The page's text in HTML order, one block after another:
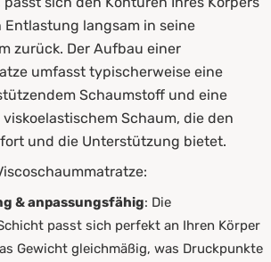
langsam in seine
zurück. Der Aufbau einer
umfasst typischerweise eine
Schaumstoff und eine
Schaum, die den
und die Unterstützung bietet.
& anpassungsfähig: Die
passt sich perfekt an Ihren Körper
Gewicht gleichmäßig, was Druckpunkte